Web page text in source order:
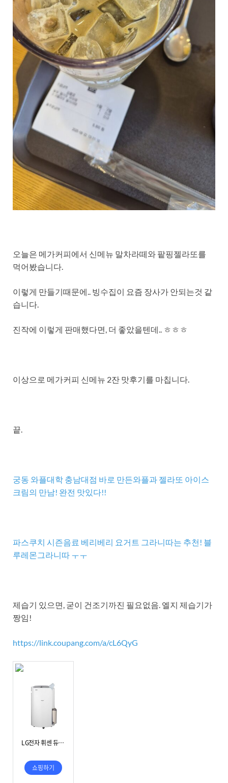
오늘은 메가커피에서 신메뉴 말차라떼와 팥핑젤라또를
먹어봤습니다.
이렇게 만들기때문에.. 빙수집이 요즘 장사가 안되는것 같
습니다.
진작에 이렇게 판매했다면, 더 좋았을텐데.. ㅎㅎㅎ
이상으로 메가커피 신메뉴 2잔 맛후기를 마칩니다.
끝.
궁동 와플대학 충남대점 바로 만든와플과 젤라또 아이스
크림의 만남! 완전 맛있다!!
파스쿠치 시즌음료 베리베리 요거트 그라니따는 추천! 블
루레몬그라니따 ㅜㅜ
제습기 있으면, 굳이 건조기까진 필요없음. 엘지 제습기가
짱임!
https://link.coupang.com/a/cL6QyG